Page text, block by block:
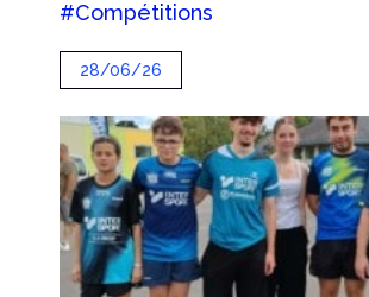
#Compétitions
28/06/26